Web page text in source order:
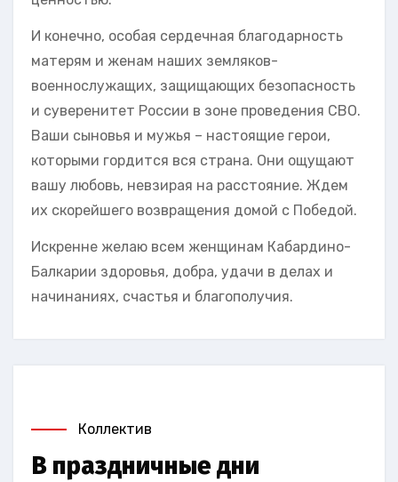
И конечно, особая сердечная благодарность
матерям и женам наших земляков-
военнослужащих, защищающих безопасность
и суверенитет России в зоне проведения СВО.
Ваши сыновья и мужья – настоящие герои,
которыми гордится вся страна. Они ощущают
вашу любовь, невзирая на расстояние. Ждем
их скорейшего возвращения домой с Победой.
Искренне желаю всем женщинам Кабардино-
Балкарии здоровья, добра, удачи в делах и
начинаниях, счастья и благополучия.
Коллектив
В праздничные дни